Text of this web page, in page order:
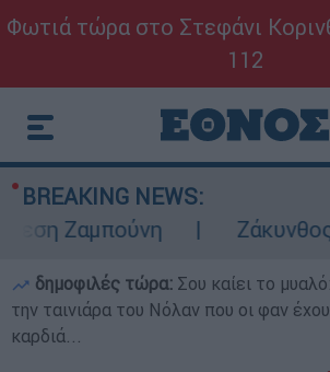
Φωτιά τώρα στο Στεφάνι
112
BREAKING NEWS:
Ζαμπούνη
Ζάκυνθος:
δημοφιλές τώρα: Σου καίει το
την ταινιάρα του Νόλαν που οι φαν
καρδιά...